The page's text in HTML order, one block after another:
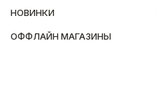
НОВИНКИ
ОФФЛАЙН МАГАЗИНЫ